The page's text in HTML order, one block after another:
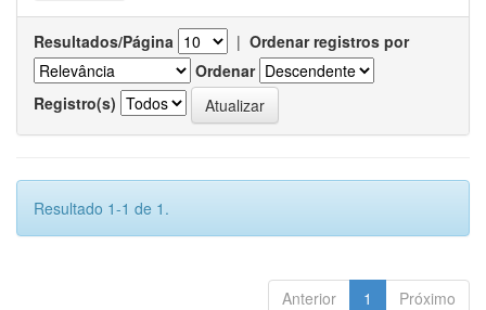
Resultados/Página | Ordenar registros por
Ordenar
Registro(s)
Resultado 1-1 de 1.
Anterior 1 Próximo